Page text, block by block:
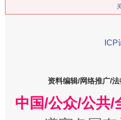
资料编辑/网络推广/法
中国/公众/公共/